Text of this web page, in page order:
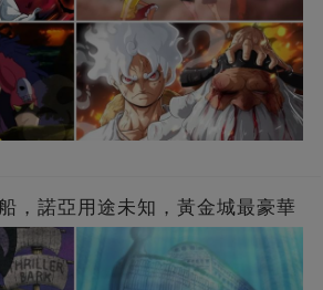
，諾亞用途未知，黃金城最豪華